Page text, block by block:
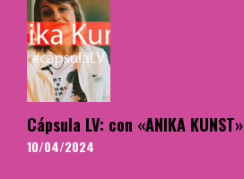
Cápsula LV: con «ANIKA KUNST»
10/04/2024